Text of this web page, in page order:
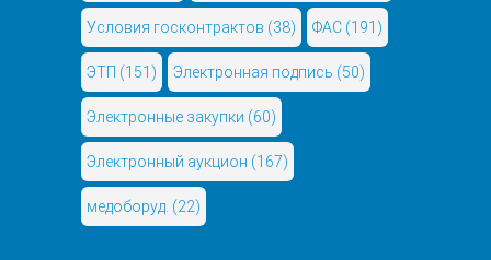
Условия госконтрактов (38) ФАС (191)
ЭТП (151) Электронная подпись (50)
Электронные закупки (60)
Электронный аукцион (167)
медоборуд. (22)